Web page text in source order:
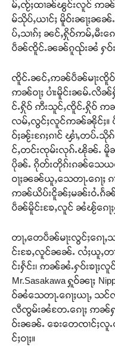
မ်ႇၸႂ်ႈထၢၼ်ၽွင်းလူင် ဢၼ်လမ်
မ်သိုပ်ႇယၢင်ႈ မိူဝ်းၼႃႈ
ပ်ႇသၢၵ်ႈ ၼင်ႇႁိုဝ်ဢမ်ႇမီးၵ
ပဵၼ်ၸိူင်ႉၼၼ်ၵူၺ်းၼႆ ႁဝ်း
ၸိူင်ႉၼင်ႇဢၼ်ပဵၼ်မႃးၸိူဝ်း
ဢၼ်ဝႃႈ ပၢႆးမိူင်းၼမ်ႉလိ
င်ႉႁိုဝ် ဢီးသူင်ႇၸိူင်ႉႁိုဝ်
လမ်ႇလွင်ႈလူင်ဢၼ်ၼိုင်ႈ။ ပဵၵ်ႉ
ဝ်ႈၼႂ်းၵႄႈၵၢင် ၾၢႆႇတပ်ႉ
င်ႇတင်းၸုမ်းလုၵ်ႉၽိုၼ်ႉ မိူ
ပိုၼ်ႉ ၵိုတ်းတိုၵ်းၵၼ်သေယဝ်ႉ
ဝႃႈၼၼ်ယူႇသေတႃႉၵေႃႈ ၵ
ဢၼ်ယိပ်းငိူၼ်ႈမၼ်းဝႆႉၵႅ
ပဵၼ်မိူင်းၶႄႇလူင် ၼႆၽႂ်ၵေႃ
တႃႇတေပဵၼ်မႃးလွင်ႈၵေႃ
င်းၶႄႇလူင်ၼၼ်ႉ လႆႈယူႇတ
င်းႁႅင်း၊ ဢၼ်ၼႆႉႁဝ်းၶႃႈလူ
Mr.Sasakawa ႁူဝ်ၼႃႈ
ဝ်ၼႆသေတႃႉၵေႃႈယႃႇ သင်
လီၸွမ်းၼႆတႄႉၵေႃႈ ဢၼ်ႁဝ်
ဝ်းၼၼ်ႉ ၶေးတေၸၢင်ႈလူႉ
င်ႈဝႃႈ။